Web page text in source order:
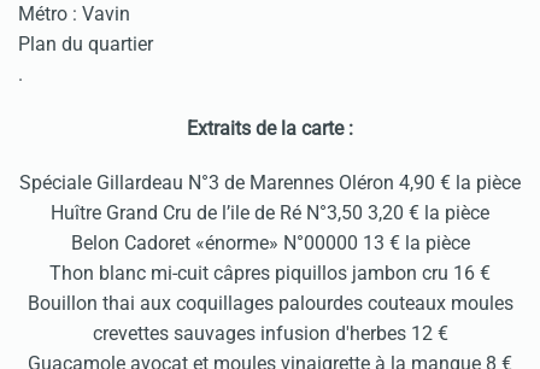
Métro : Vavin
Plan du quartier
.
Extraits de la carte :
Spéciale Gillardeau N°3 de Marennes Oléron 4,90 € la pièce
Huître Grand Cru de l’ile de Ré N°3,50 3,20 € la pièce
Belon Cadoret «énorme» N°00000 13 € la pièce
Thon blanc mi-cuit câpres piquillos jambon cru 16 €
Bouillon thai aux coquillages palourdes couteaux moules
crevettes sauvages infusion d'herbes 12 €
Guacamole avocat et moules vinaigrette à la mangue 8 €